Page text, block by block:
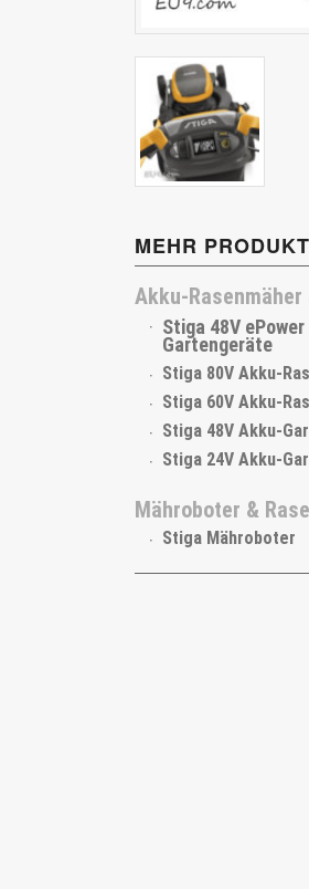
MEHR
Akku-
Stiga 48V
Gartengeräte
Stiga 80V Akku-
Stiga 60V Akku-
Stiga 48V Akku-
Stiga 24V Akku-
Mähroboter &
Stiga Mähroboter